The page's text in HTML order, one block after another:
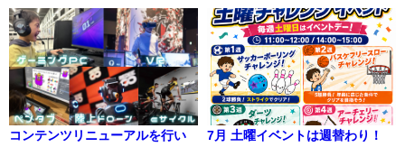
コンテンツリニューアルを行い
7月 土曜イベントは週替わり！